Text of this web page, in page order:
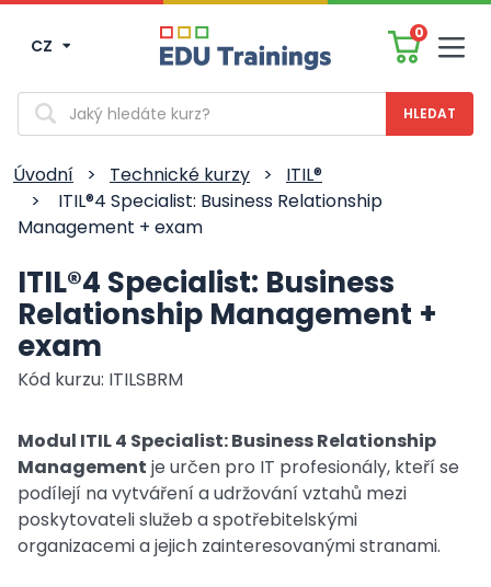
CZ
0
Vyhledávání
Úvodní > Technické kurzy >
ITIL®
>
ITIL®4 Specialist: Business Relationship
Management + exam
ITIL®4 Specialist: Business
Relationship Management +
exam
Kód kurzu: ITILSBRM
Modul ITIL 4 Specialist: Business Relationship
Management je určen pro IT profesionály, kteří se
podílejí na vytváření a udržování vztahů mezi
poskytovateli služeb a spotřebitelskými
organizacemi a jejich zainteresovanými stranami.